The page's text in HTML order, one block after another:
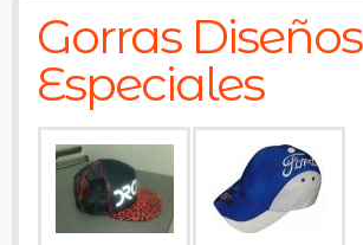
Gorras Diseños
Especiales